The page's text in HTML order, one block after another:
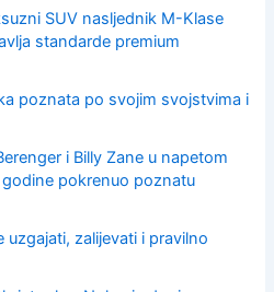
SUV nasljednik M-Klase
standarde premium
poznata po svojim svojstvima i
i Billy Zane u napetom
pokrenuo poznatu
uzgajati, zalijevati i pravilno